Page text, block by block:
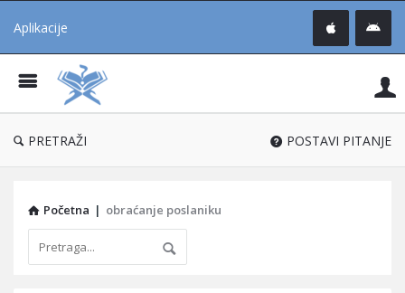
Aplikacije
®
PRETRAŽI POSTAVI PITANJE
Početna | obraćanje poslaniku